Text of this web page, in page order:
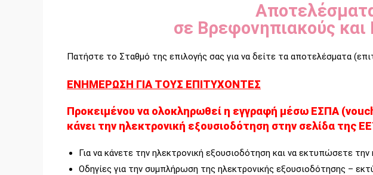
σε Βρεφονηπιακούς
Πατήστε το Σταθμό της επιλογής σας για να δείτε τα αποτελέσματα
ΕΝΗΜΕΡΩΣΗ ΓΙΑ ΤΟΥΣ ΕΠΙΤΥΧΟΝΤΕΣ
Προκειμένου να ολοκληρωθεί η εγγραφή μέσω ΕΣΠΑ
κάνει την ηλεκτρονική εξουσιοδότηση στην σελίδα της
Για να κάνετε την ηλεκτρονική εξουσιοδότηση και να εκτυπώσετε
Οδηγίες για την συμπλήρωση της ηλεκτρονικής εξουσιοδότησης –